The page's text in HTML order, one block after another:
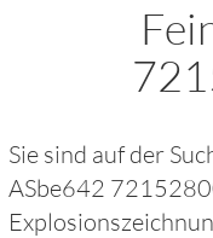
Sie sind auf der
ASbe642